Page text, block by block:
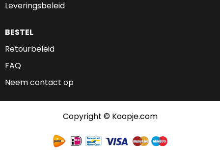
Leveringsbeleid
BESTEL
Retourbeleid
FAQ
Neem contact op
Copyright © Koopje.com